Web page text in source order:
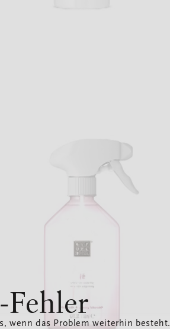
wenn das Problem weiterhin besteht.